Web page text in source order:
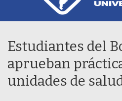
Estudiantes del
aprueban
unidades de